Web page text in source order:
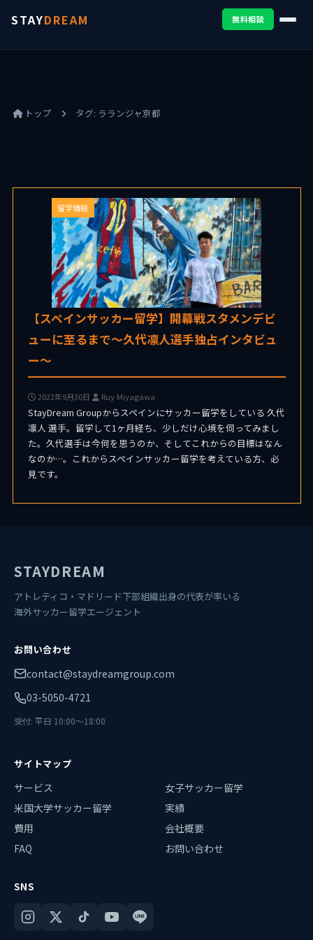
STAYDREAM 無料相談
トップ タグ: ラランジャ京都
留学情報
【スペインサッカー留学】開幕戦スタメンデビ
ューに至るまで〜久代凛人選手独占インタビュ
ー〜
2022年9月30日 Ruy Miyagawa
StayDream Groupからスペインにサッカー留学をしている 久代
凛人 選手。留学して1ヶ月経ち、少しだけ心境を伺ってみまし
た。久代選手は今何を思うのか、そしてこれからの目標はなん
なのか…。これからスペインサッカー留学を考えている方、必
見です。
STAYDREAM
アトレティコ・マドリード下部組織出身の代表が率いる
海外サッカー留学エージェント
お問い合わせ
contact@staydreamgroup.com
03-5050-4721
受付: 平日 10:00〜18:00
サイトマップ
サービス
女子サッカー留学
米国大学サッカー留学
実績
費用
会社概要
FAQ
お問い合わせ
SNS